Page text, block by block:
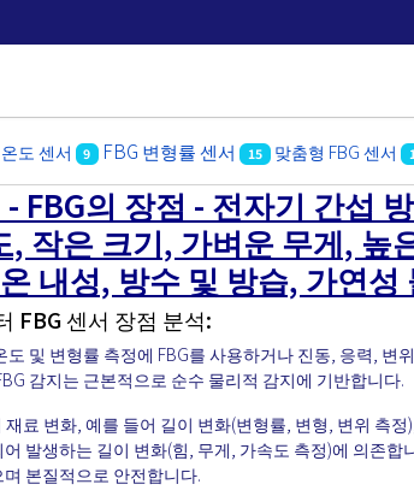
도 센서 9 FBG 변형률 센서 15 맞춤형 FBG 센서
FBG의 장점 - 전자기 간섭
, 작은 크기, 가벼운 무게, 높
내성, 방수 및 방습, 가연
FBG 센서 장점 분석:
도 및 변형률 측정에 FBG를 사용하거나 진동, 응력, 변
감지는 근본적으로 순수 물리적 감지에 기반합니다.
료 변화, 예를 들어 길이 변화(변형률, 변형, 변위 측
발생하는 길이 변화(힘, 무게, 가속도 측정)에 의존합
본질적으로 안전합니다.